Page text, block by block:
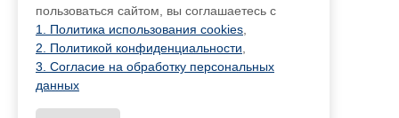
пользоваться сайтом, вы соглашаетесь с
1. Политика использования cookies
2. Политикой конфиденциальности
3. Согласие на обработку персональных
данных